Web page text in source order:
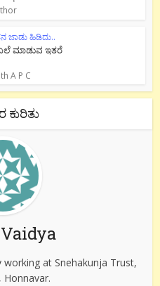
ಜಾಡು ಹಿಡಿದು..
ಮಾಡುವ ಇತರೆ
A P C
ಕುರಿತು
at Snehakunja Trust,
Honnavar.